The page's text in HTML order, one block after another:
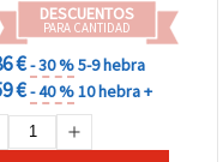
DESCUENTOS
PARA CANTIDAD
€- 30 %5-9 hebra
€- 40 %10 hebra +